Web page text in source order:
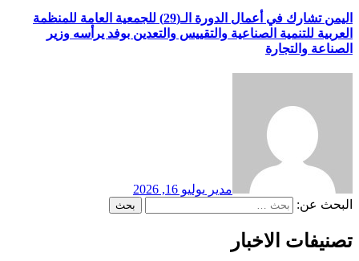
اليمن تشارك في أعمال الدورة الـ(29) للجمعية العامة للمنظمة
العربية للتنمية الصناعية والتقييس والتعدين بوفد يرأسه وزير
الصناعة والتجارة
مدير يوليو 16, 2026
البحث عن:
تصنيفات الاخبار